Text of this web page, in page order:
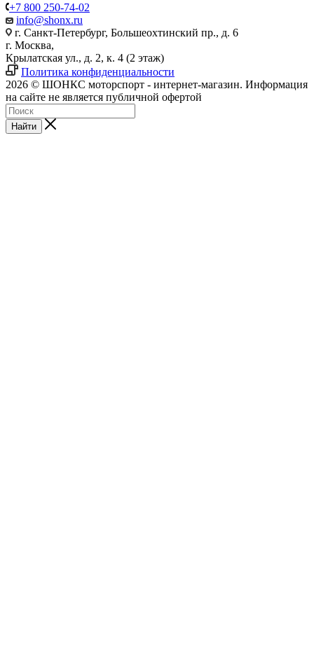
+7 800 250-74-02
info@shonx.ru
г. Санкт-Петербург, Большеохтинский пр., д. 6
г. Москва,
Крылатская ул., д. 2, к. 4 (2 этаж)
Политика конфиденциальности
2026 © ШОНКС моторспорт - интернет-магазин. Информация
на сайте не является публичной офертой
Найти